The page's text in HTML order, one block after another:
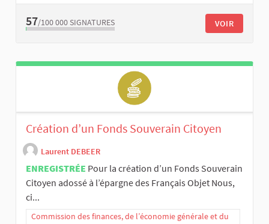
57/100 000 SIGNATURES VOIR
Création d’un Fonds Souverain Citoyen
Laurent DEBEER
ENREGISTRÉE Pour la création d’un Fonds Souverain
Citoyen adossé à l’épargne des Français Objet Nous,
ci...
Commission des finances, de l’économie générale et du